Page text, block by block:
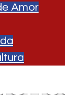
Amor